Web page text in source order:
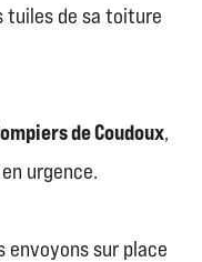
tuiles de sa toiture
de Coudoux,
urgence.
envoyons sur place